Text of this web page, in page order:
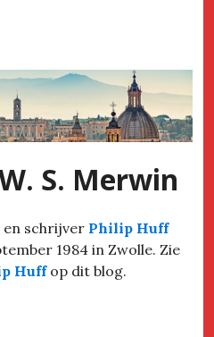
S. Merwin
en schrijver Philip Huff
1984 in Zwolle. Zie
Huffop dit blog.